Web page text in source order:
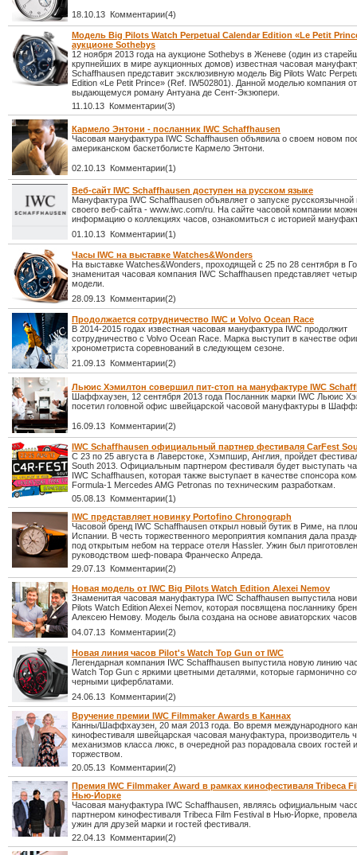
18.10.13 Комментарии(4)
Модель Big Pilots Watch Perpetual Calendar Edition «Le Petit
аукционе Sothebys
12 ноября 2013 года на аукционе Sothebys в Женеве (один из
крупнейших в мире аукционных домов) известная часовая
Schaffhausen представит эксклюзивную модель Big Pilots Watc
Edition «Le Petit Prince» (Ref. IW502801). Данной моделью компания
выдающемуся роману Антуана де Сент-Экзюпери.
11.10.13 Комментарии(3)
Кармело Энтони - посланник IWC Schaffhausen
Часовая мануфактура IWC Schaffhausen объявила о своем новом
американском баскетболисте Кармело Энтони.
02.10.13 Комментарии(1)
Веб-сайт IWC Schaffhausen доступен на русском языке
Мануфактура IWC Schaffhausen объявляет о запуске русскоязычной
своего веб-сайта - www.iwc.com/ru. На сайте часовой компании
информацию о коллекциях часов, ознакомиться с историей
01.10.13 Комментарии(1)
Часы IWC на выставке Watches&Wonders
На выставке Watches&Wonders, проходящей с 25 по 28 сентября в
знаменитая часовая компания IWC Schaffhausen представляет
модели.
28.09.13 Комментарии(2)
Продолжается сотрудничество IWC и Volvo Ocean Race
В 2014-2015 годах известная часовая мануфактура IWC продолжит
сотрудничество с Volvo Ocean Race. Марка выступит в качестве
хронометриста соревнований в следующем сезоне.
21.09.13 Комментарии(2)
Льюис Хэмилтон совершил пит-стоп на мануфактуре IWC
Шаффхаузен, 12 сентября 2013 года Посланник марки IWC Льюис
посетил головной офис швейцарской часовой мануфактуры в
16.09.13 Комментарии(2)
IWC Schaffhausen официальный партнер фестиваля CarFest
С 23 по 25 августа в Лаверстоке, Хэмпшир, Англия, пройдет
South 2013. Официальным партнером фестиваля будет выступать
IWC Schaffhausen, которая также выступает в качестве спонсора
Formula-1 Mercedes AMG Petronas по техническим разработкам.
05.08.13 Комментарии(1)
IWC представляет новинку Portofino Chronograph
Часовой бренд IWC Schaffhausen открыл новый бутик в Риме, на
Испании. В честь торжественного мероприятия компания дала
под открытым небом на террасе отеля Hassler. Ужин был
руководством шеф-повара Франческо Апреда.
29.07.13 Комментарии(2)
Новая модель от IWC Big Pilots Watch Edition Alexei Nemov
Знаменитая часовая мануфактура IWC Schaffhausen выпустила
Pilots Watch Edition Alexei Nemov, которая посвящена посланнику
Алексею Немову. Модель была создана на основе авиаторских
04.07.13 Комментарии(2)
Новая линия часов Pilot's Watch Top Gun от IWC
Легендарная компания IWC Schaffhausen выпустила новую линию
Watch Top Gun с яркими цветными деталями, которые гармонично
черными циферблатами.
24.06.13 Комментарии(2)
Вручение премии IWC Filmmaker Awards в Каннах
Канны/Шаффхаузен, 20 мая 2013 года. Во время международного
кинофестиваля швейцарская часовая мануфактура, производитель
механизмов класса люкс, в очередной раз порадовала своих гостей
торжеством.
20.05.13 Комментарии(2)
Премия IWC Filmmaker Award в рамках кинофестиваля Tribeca
Нью-Йорке
Часовая мануфактура IWC Schaffhausen, являясь официальным
партнером кинофестиваля Tribeca Film Festival в Нью-Йорке,
ужин для друзей марки и гостей фестиваля.
22.04.13 Комментарии(2)